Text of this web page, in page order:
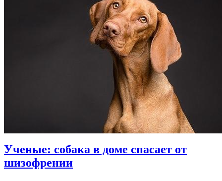
Ученые: собака в доме спасает от
шизофрении